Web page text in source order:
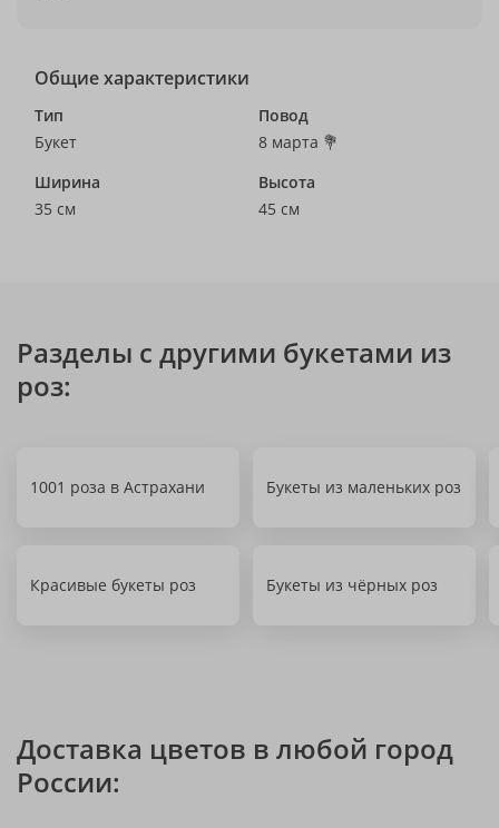
Общие характеристики
Тип
Букет
Повод
8 марта 💐
Ширина
35 см
Высота
45 см
Разделы с другими букетами из
роз:
1001 роза в Астрахани Букеты из маленьких роз
Красивые букеты роз Букеты из чёрных роз
Доставка цветов в любой город
России: